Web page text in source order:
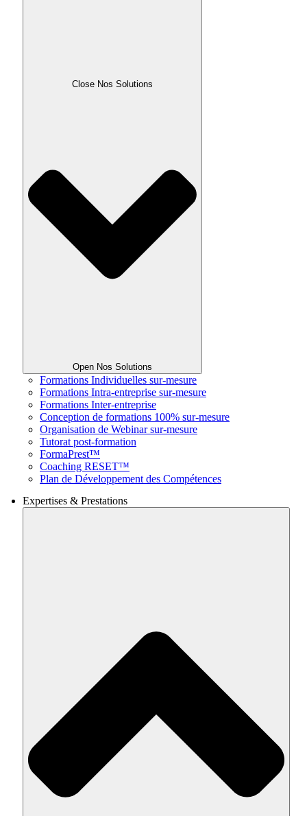
Close Nos Solutions
Open Nos Solutions
Formations Individuelles sur-mesure
Formations Intra-entreprise sur-mesure
Formations Inter-entreprise
Conception de formations 100% sur-mesure
Organisation de Webinar sur-mesure
Tutorat post-formation
FormaPrest™
Coaching RESET™
Plan de Développement des Compétences
Expertises & Prestations